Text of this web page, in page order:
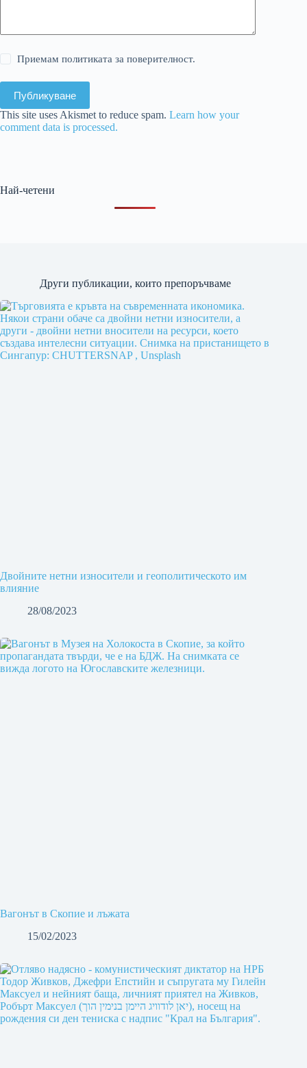
Приемам политиката за поверителност.
Публикуване
This site uses Akismet to reduce spam. Learn how your
comment data is processed.
Най-четени
Други публикации, които препоръчваме
Двойните нетни износители и геополитическото им
влияние
28/08/2023
Вагонът в Скопие и лъжата
15/02/2023